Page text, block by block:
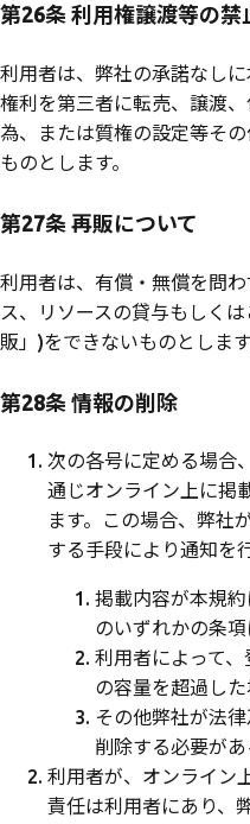
第26条 利用権譲渡等の禁
利用者は、弊社の承諾なし
権利を第三者に転売、譲渡
為、または質権の設定等そ
ものとします。
第27条 再販について
利用者は、有償・無償を問
ス、リソースの貸与もしく
販」)をできないものとします
第28条 情報の削除
次の各号に定める場合
通じオンライン上に掲
ます。この場合、弊社
する手段により通知を
掲載内容が本規
のいずれかの条
利用者によって
の容量を超過し
その他弊社が法
削除する必要が
利用者が、オンライン
責任は利用者にあり、